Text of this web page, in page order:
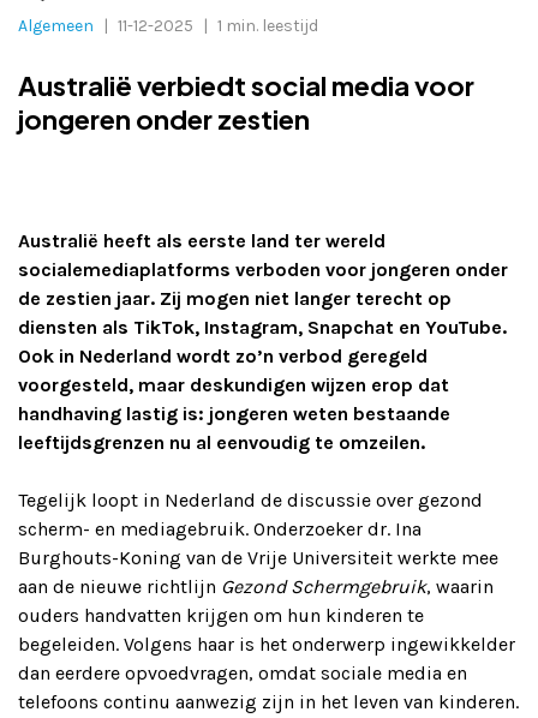
Adreswijziging
Algemeen | 11-12-2025 | 1 min. leestijd
Australië verbiedt social media voor
jongeren onder zestien
Australië heeft als eerste land ter wereld
socialemediaplatforms verboden voor jongeren onder
de zestien jaar. Zij mogen niet langer terecht op
diensten als TikTok, Instagram, Snapchat en YouTube.
Ook in Nederland wordt zo’n verbod geregeld
voorgesteld, maar deskundigen wijzen erop dat
handhaving lastig is: jongeren weten bestaande
leeftijdsgrenzen nu al eenvoudig te omzeilen.
Tegelijk loopt in Nederland de discussie over gezond
scherm- en mediagebruik. Onderzoeker dr. Ina
Burghouts-Koning van de Vrije Universiteit werkte mee
aan de nieuwe richtlijn Gezond Schermgebruik, waarin
ouders handvatten krijgen om hun kinderen te
begeleiden. Volgens haar is het onderwerp ingewikkelder
dan eerdere opvoedvragen, omdat sociale media en
telefoons continu aanwezig zijn in het leven van kinderen.